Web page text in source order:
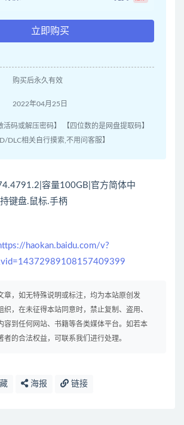
立即购买
购买后永久有效
2022年04月25日
活码或解压密码】 【四位数的是网盘提取码】
DLC相关自行摸索,不用问客服】
容量100GB|官方简体中
键盘.鼠标.手柄
haokan.baidu.com/v?
章，如无特殊说明或标注，均为本站原创发
织，在未征得本站同意时，禁止复制、盗用、
容到任何网站、书籍等各类媒体平台。如若本
者的合法权益，可联系我们进行处理。
海报 链接